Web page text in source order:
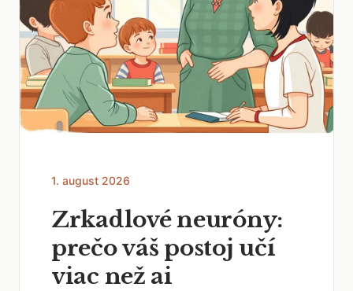
1. august 2026
Zrkadlové neuróny:
prečo váš postoj učí
viac než ai